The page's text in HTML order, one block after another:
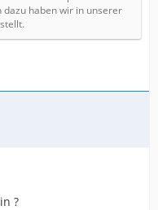
haben wir in unserer
?